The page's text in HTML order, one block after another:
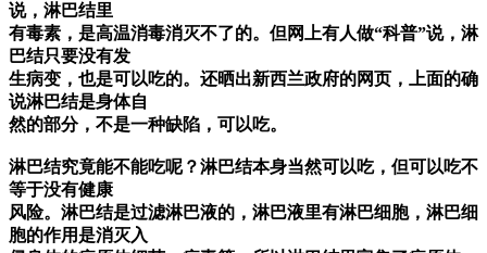
说，淋巴结里
有毒素，是高温消毒消灭不了的。但网上有人做“科普”说，淋
巴结只要没有发
生病变，也是可以吃的。还晒出新西兰政府的网页，上面的确
说淋巴结是身体自
然的部分，不是一种缺陷，可以吃。
淋巴结究竟能不能吃呢？淋巴结本身当然可以吃，但可以吃不
等于没有健康
风险。淋巴结是过滤淋巴液的，淋巴液里有淋巴细胞，淋巴细
胞的作用是消灭入